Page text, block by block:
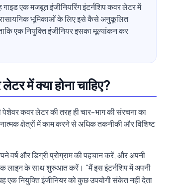
एक मजबूत इंजीनियरिंग इंटर्नशिप कवर लेटर में
रासायनिक भूमिकाओं के लिए इसे कैसे अनुकूलित
एक नियुक्ति इंजीनियर इसका मूल्यांकन कर
में क्या होना चाहिए?
कवर लेटर की तरह ही चार-भाग की संरचना का
क्षेत्रों में काम करने से अधिक तकनीकी और विशिष्ट
और डिग्री प्रोग्राम की पहचान करें, और अपनी
लाइन के साथ शुरुआत करें। "मैं इस इंटर्नशिप में अपनी
एक नियुक्ति इंजीनियर को कुछ उपयोगी संकेत नहीं देता